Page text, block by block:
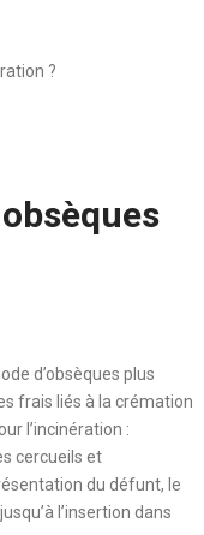
?
d’obsèques plus
frais liés à la crémation
l’incinération :
cercueils et
du défunt, le
l’insertion dans